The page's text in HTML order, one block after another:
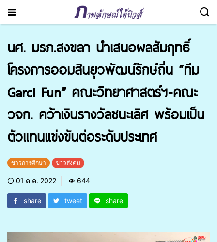
นศ. มรภ.สงขลา นำเสนอผลสัมฤทธิ์
โครงการออมสินยุวพัฒน์รักษ์ถิ่น “ทีม
Garci Fun” คณะวิทยาศาสตร์ฯ-คณะ
วจก. คว้าเงินรางวัลชนะเลิศ พร้อมเป็น
ตัวแทนแข่งขันต่อระดับประเทศ
ข่าวการศึกษา ข่าวสังคม
01 ต.ค. 2022 644
share tweet share